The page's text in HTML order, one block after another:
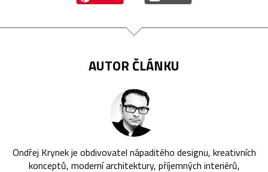
AUTOR ČLÁNKU
Ondřej Krynek je obdivovatel nápaditého designu, kreativních
konceptů, moderní architektury, příjemných interiérů,